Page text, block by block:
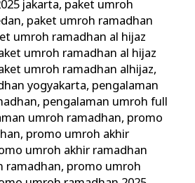
jakarta, paket umroh
, paket umroh ramadhan
umroh ramadhan al hijaz
umroh ramadhan al hijaz
umroh ramadhan alhijaz,
yogyakarta, pengalaman
, pengalaman umroh full
umroh ramadhan, promo
, promo umroh akhir
umroh akhir ramadhan
ramadhan, promo umroh